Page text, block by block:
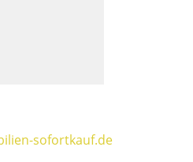
sofortkauf.de